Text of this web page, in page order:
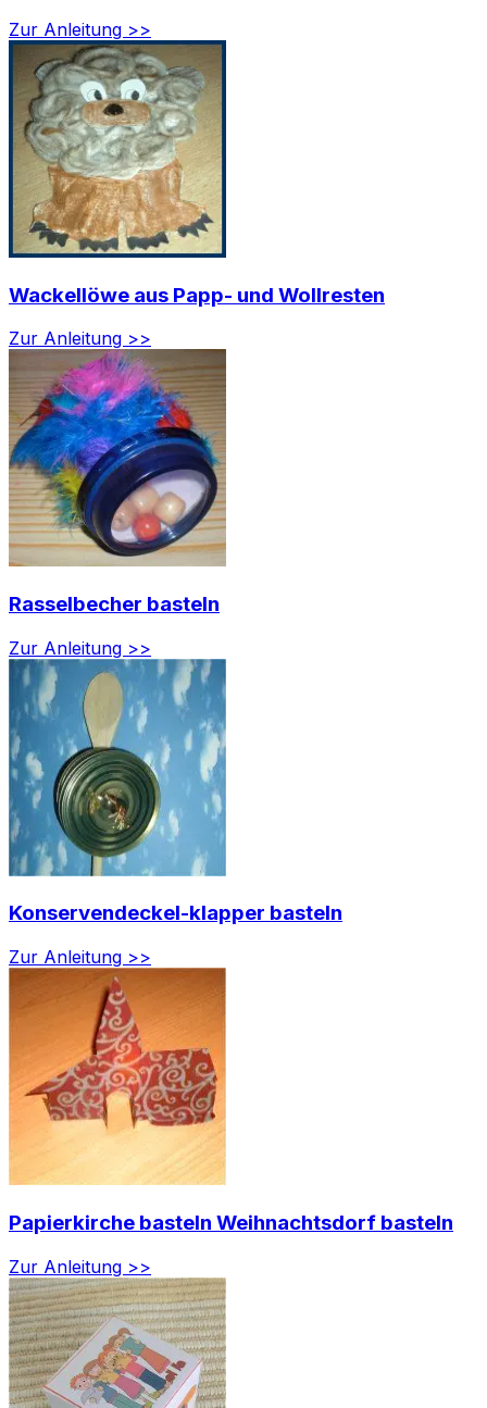
Zur Anleitung >>
Wackellöwe aus Papp- und Wollresten
Zur Anleitung >>
Rasselbecher basteln
Zur Anleitung >>
Konservendeckel-klapper basteln
Zur Anleitung >>
Papierkirche basteln Weihnachtsdorf basteln
Zur Anleitung >>